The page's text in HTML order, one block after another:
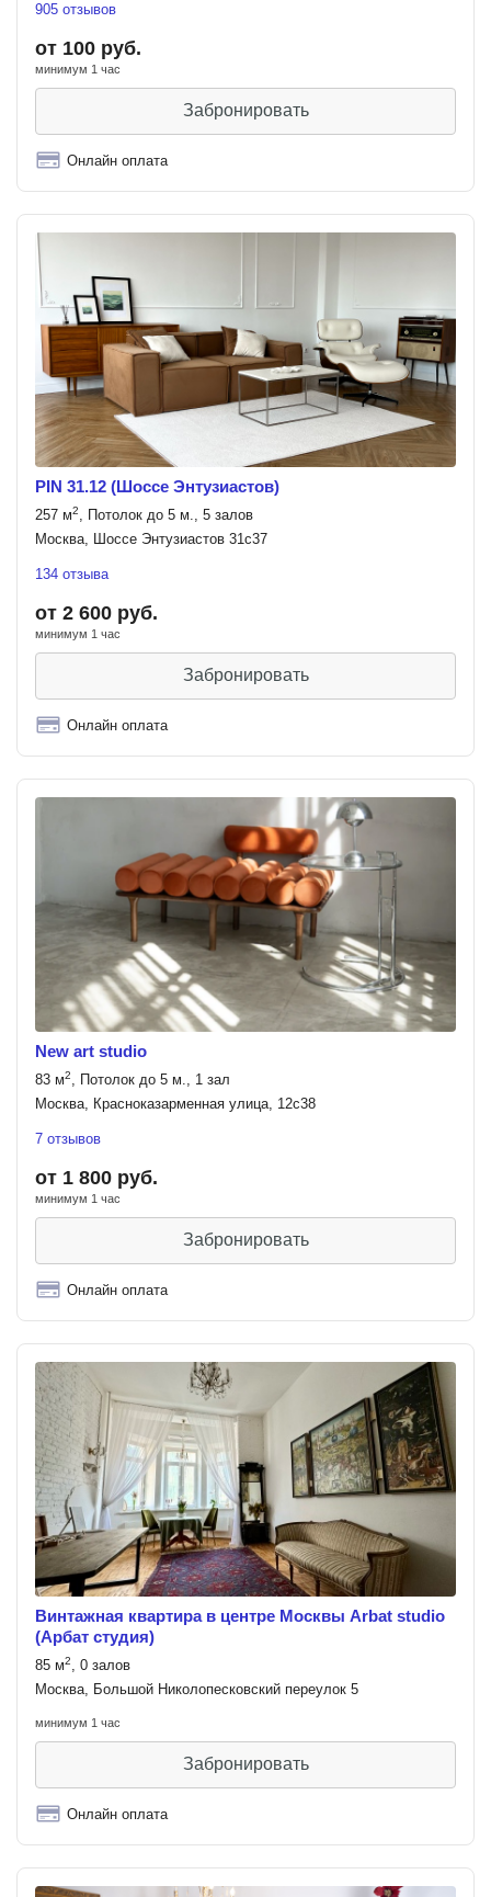
905 отзывов
от 100 руб.
минимум 1 час
Забронировать
Онлайн оплата
PIN 31.12 (Шоссе Энтузиастов)
257 м2, Потолок до 5 м., 5 залов
Москва, Шоссе Энтузиастов 31с37
134 отзыва
от 2 600 руб.
минимум 1 час
Забронировать
Онлайн оплата
New art studio
83 м2, Потолок до 5 м., 1 зал
Москва, Красноказарменная улица, 12с38
7 отзывов
от 1 800 руб.
минимум 1 час
Забронировать
Онлайн оплата
Винтажная квартира в центре Москвы Arbat studio
(Арбат студия)
85 м2, 0 залов
Москва, Большой Николопесковский переулок 5
минимум 1 час
Забронировать
Онлайн оплата